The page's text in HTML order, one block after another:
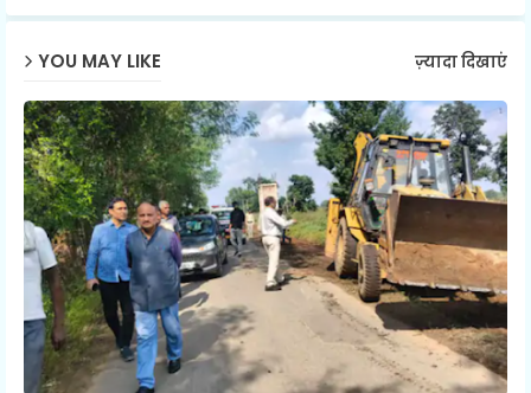
p
YOU MAY LIKE ज़्यादा दिखाएं